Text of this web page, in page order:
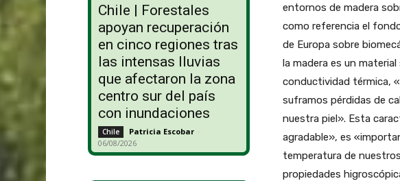
Chile | Forestales
apoyan recuperación
en cinco regiones tras
las intensas lluvias
que afectaron la zona
centro sur del país
con inundaciones
Chile Patricia Escobar -
06/08/2026
entornos de madera
como referencia el
de Europa sobre
la madera es un
conductividad térmica,
suframos pérdidas de
nuestra piel». Esta
agradable», es
temperatura de
propiedades